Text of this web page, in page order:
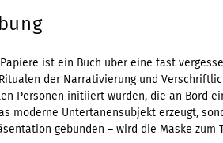
ist ein Buch über eine fast
der Narrativierung und
Personen initiiert wurden, die an Bord
moderne Untertanensubjekt erzeugt,
gebunden – wird die Maske zum